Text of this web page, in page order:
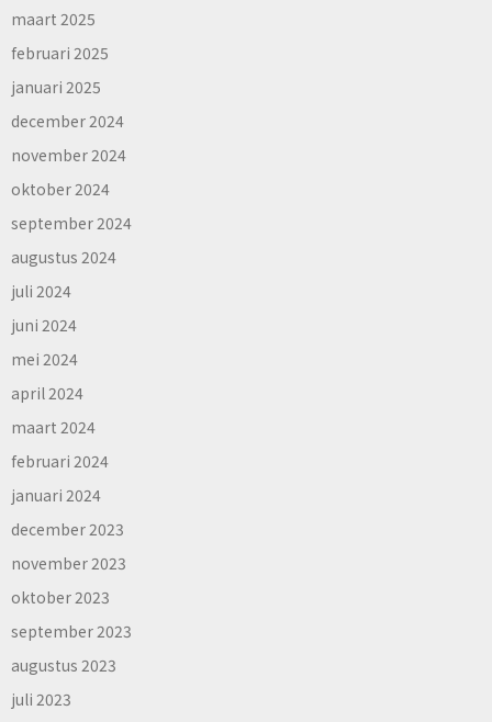
maart 2025
februari 2025
januari 2025
december 2024
november 2024
oktober 2024
september 2024
augustus 2024
juli 2024
juni 2024
mei 2024
april 2024
maart 2024
februari 2024
januari 2024
december 2023
november 2023
oktober 2023
september 2023
augustus 2023
juli 2023